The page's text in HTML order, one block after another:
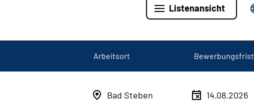
Listenansicht
Arbeitsort Bewerbungsfrist
Bad Steben 14.08.2026